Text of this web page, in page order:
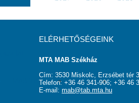
MAB Titkárság Elnökség
ELÉRHETŐSÉGEINK
MTA MAB Székház
Cím: 3530 Miskolc, Erzsébet tér
Telefon: +36 46 341-906; +36 46
E-mail: mab@tab.mta.hu